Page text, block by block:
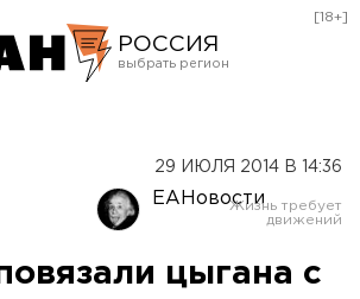
РОССИЯ
Оренбург
[18+]
29 ИЮЛЯ 2014 В 14:36
ЕАНовости
цыгана с